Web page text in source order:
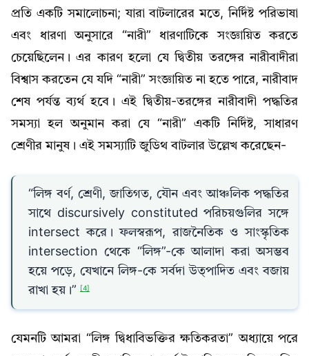
প্রতি একটি সমালোচনা; যারা বাটলারের মতে, নির্দিষ্ট পরিভাষা
এবং ধারণা অনুসারে “নারী” ধারণাটিকে সংজ্ঞায়িত করতে
চেয়েছিলেন। এর কারণ হলো যে দ্বিতীয় তরঙ্গের নারীবাদীরা
বিশ্বাস করতেন যে যদি “নারী” সংজ্ঞায়িত না হতে পারে, নারীবাদ
শেষ পর্যন্ত ব্যর্থ হবে। এই দ্বিতীয়-তরঙ্গের নারীবাদী পদ্ধতির
সমস্যা হল অনুমান করা যে “নারী” একটি নির্দিষ্ট, সাধারণ
শ্রেণীর মানুষ। এই সমস্যাটি জুডিথ বাটলার উল্লেখ করেছেন-
“লিঙ্গ বর্ণ, শ্রেণী, জাতিগত, যৌন এবং আঞ্চলিক পদ্ধতির
সাথে discursively constituted পরিচয়গুলির সঙ্গে
intersect করে। ফলস্বরূপ, রাজনৈতিক ও সাংস্কৃতিক
intersection থেকে “লিঙ্গ”-কে আলাদা করা অসম্ভব
হয়ে পড়ে, যেখানে লিঙ্গ-কে সর্বদা উত্পাদিত এবং বজায়
রাখা হয়।”
[4]
যেমনটি আমরা “লিঙ্গ দ্বিধাবিভক্তির ক্ষতিকরতা” অধ্যায়ে পরে